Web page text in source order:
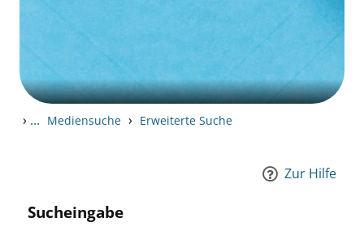
› ... Mediensuche › Erweiterte Suche
Zur Hilfe
Sucheingabe